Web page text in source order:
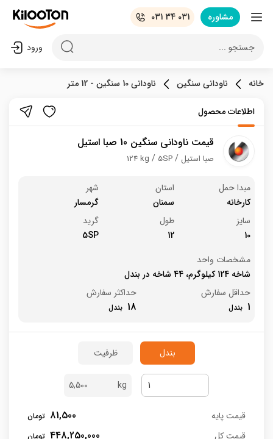
مشاوره 031 34 031
جستجو ... ورود
خانه ناودانی سنگین ناودانی 10 سنگین - 12 متر
اطلاعات محصول
قیمت ناودانی سنگین 10 صبا استیل
124 kg 5SP صبا استیل
مبدا حمل
کارخانه
استان
سمنان
شهر
گرمسار
سایز
10
طول
12
گرید
5SP
مشخصات واحد
شاخه 124 کیلوگرم، 44 شاخه در بندل
حداقل سفارش
1
حداکثر سفارش
18
بندل ظرفیت
5,500
قیمت پایه 81,500
قیمت کل 448,250,000